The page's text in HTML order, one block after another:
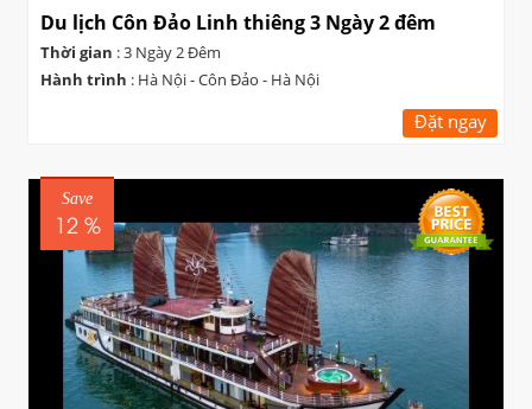
Du lịch Côn Đảo Linh thiêng 3 Ngày 2 đêm
Thời gian : 3 Ngày 2 Đêm
Hành trình : Hà Nội - Côn Đảo - Hà Nội
Đặt ngay
Save
12 %